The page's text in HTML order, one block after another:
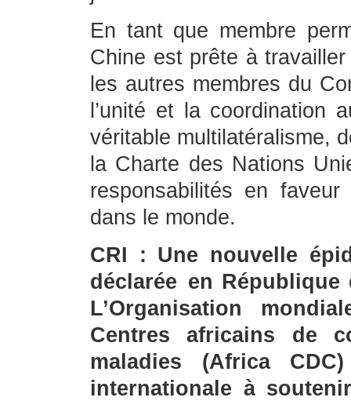
En tant que membre
Chine est prête à
les autres membres du
l’unité et la coordination
véritable multilatéralisme,
la Charte des Nations
responsabilités en
dans le monde.
CRI : Une nouvelle
déclarée en République
L’Organisation
Centres africains de
maladies (Africa
internationale à